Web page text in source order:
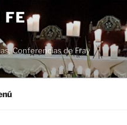
FE
Conferencias de Fray